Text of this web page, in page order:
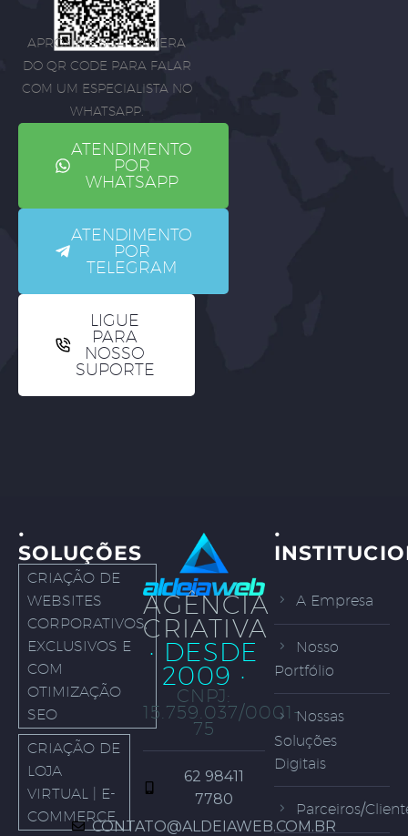
APROXIME SUA CÂMERA
DO QR CODE PARA FALAR
COM UM ESPECIALISTA NO
WHATSAPP.
ATENDIMENTO
POR
WHATSAPP
ATENDIMENTO
POR
TELEGRAM
LIGUE
PARA
NOSSO
SUPORTE
·
SOLUÇÕES
CRIAÇÃO DE
WEBSITES
CORPORATIVOS,
EXCLUSIVOS E
COM
OTIMIZAÇÃO
SEO
CRIAÇÃO DE
LOJA
VIRTUAL | E-
COMMERCE
AGÊNCIA
CRIATIVA
· DESDE
2009 ·
CNPJ:
15.759.037/0001-
75
62 98411
7780
CONTATO@ALDEIAWEB.COM.BR
·
A Empresa
Nosso
Portfólio
Nossas
Soluções
Digitais
Parceiros/